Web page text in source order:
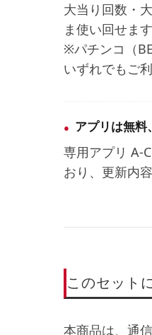
大当り回数・
ま使い回せます
※パチンコ（
いずれでもご
アプリは無料
専用アプリ A-
おり、更新内
このセット
本商品は、通